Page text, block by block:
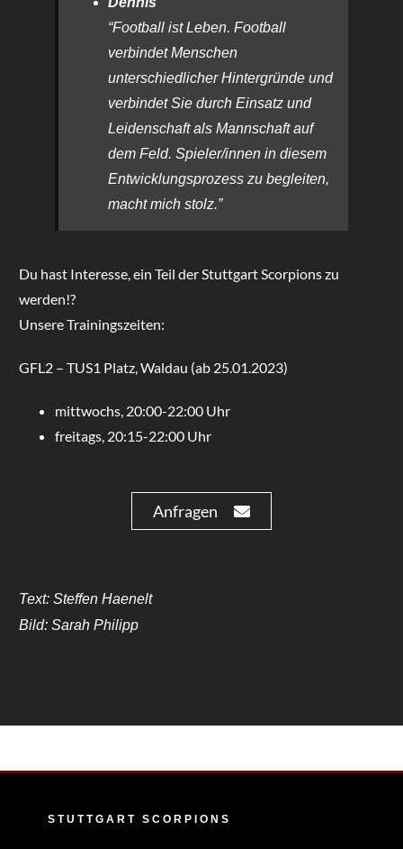
“Football ist Leben. Football
verbindet Menschen
unterschiedlicher Hintergründe und
verbindet Sie durch Einsatz und
Leidenschaft als Mannschaft auf
dem Feld. Spieler/innen in diesem
Entwicklungsprozess zu begleiten,
macht mich stolz.”
Du hast Interesse, ein Teil der Stuttgart Scorpions zu
werden!?
Unsere Trainingszeiten:
GFL2 – TUS1 Platz, Waldau (ab 25.01.2023)
mittwochs, 20:00-22:00 Uhr
freitags, 20:15-22:00 Uhr
Anfragen
Text: Steffen Haenelt
Bild: Sarah Philipp
STUTTGART SCORPIONS